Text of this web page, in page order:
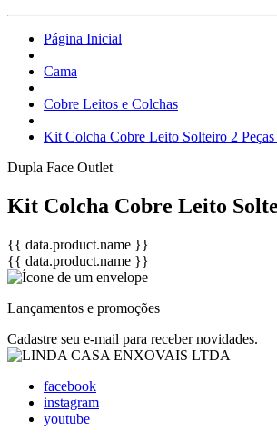
Página Inicial
Cama
Cobre Leitos e Colchas
Kit Colcha Cobre Leito Solteiro 2
Dupla Face Outlet
Kit Colcha Cobre Leito
{{ data.product.name }}
{{ data.product.name }}
Lançamentos e promoções
Cadastre seu e-mail para receber novidades.
facebook
instagram
youtube